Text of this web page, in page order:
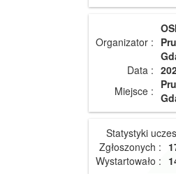
Organizator :
Data :
Miejsce :
Statystyki
Zgłoszonych :
Wystartowało :